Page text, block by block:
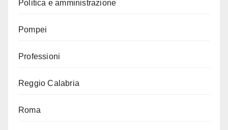
Politica e amministrazione
Pompei
Professioni
Reggio Calabria
Roma